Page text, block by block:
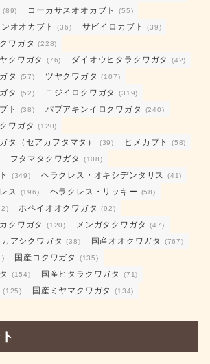
(89) コーカサスオオカブト (55)
オオカブト (36) サビイロカブト (39)
ワガタ (228)
クワガタ (76) ダイオウヒタラクワガタ (42)
タ (57) ツヤクワガタ (107)
タ (52) ニジイロクワガタ (319)
ト (38) パプアキンイロクワガタ (240)
ワガタ (120)
タ（セアカフタマタ） (39) ヒメカブト (58)
フタマタクワガタ (108)
(349) ヘラクレス・オキシデンタリス (41)
ス (196) ヘラクレス・リッキー (58)
ホペイオオクワガタ (92)
クワガタ (120) メンガタクワガタ (47)
アシクワガタ (38) 国産オオクワガタ (767)
国産コクワガタ (135)
(154) 国産ヒタラクワガタ (71)
(125) 国産ミヤマクワガタ (134)